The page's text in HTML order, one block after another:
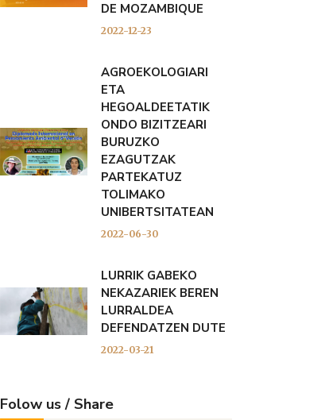
DE MOZAMBIQUE
2022-12-23
AGROEKOLOGIARI
ETA
HEGOALDEETATIK
ONDO BIZITZEARI
BURUZKO
EZAGUTZAK
PARTEKATUZ
TOLIMAKO
UNIBERTSITATEAN
2022-06-30
LURRIK GABEKO
NEKAZARIEK BEREN
LURRALDEA
DEFENDATZEN DUTE
2022-03-21
Folow us / Share